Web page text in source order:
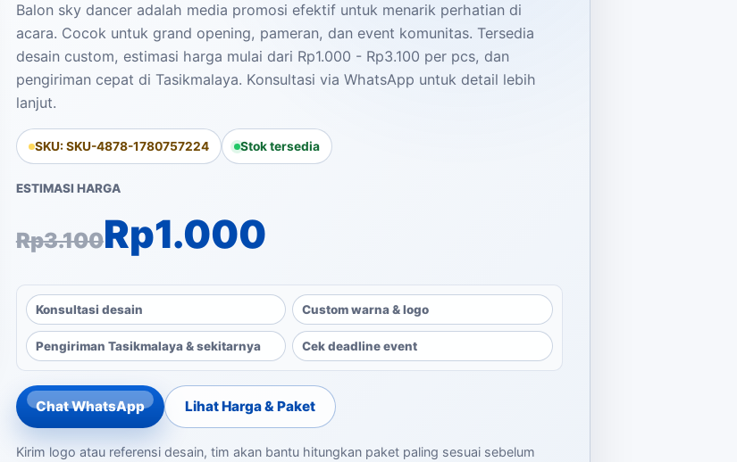
Balon sky dancer adalah media promosi efektif untuk menarik perhatian di
acara. Cocok untuk grand opening, pameran, dan event komunitas. Tersedia
desain custom, estimasi harga mulai dari Rp1.000 - Rp3.100 per pcs, dan
pengiriman cepat di Tasikmalaya. Konsultasi via WhatsApp untuk detail lebih
lanjut.
SKU: SKU-4878-1780757224 Stok tersedia
ESTIMASI HARGA
Rp3.100
Harga aslinya adalah: Rp3.100.
Rp1.000
Harga saat ini adalah: Rp1.000.
Konsultasi desain Custom warna & logo
Pengiriman Tasikmalaya & sekitarnya Cek deadline event
Chat WhatsApp Lihat Harga & Paket
Kirim logo atau referensi desain, tim akan bantu hitungkan paket paling sesuai sebelum